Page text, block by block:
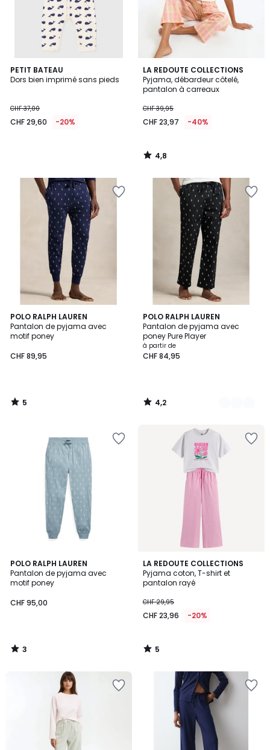
PETIT BATEAU
Dors bien imprimé sans pieds
CHF 37,00
CHF 29,60 -20%
LA REDOUTE COLLECTIONS
Pyjama, débardeur côtelé,
pantalon à carreaux
CHF 39,95
CHF 23,97 -40%
4,8
/ 5
4,8
/
POLO RALPH LAUREN
Pantalon de pyjama avec
motif poney
CHF 89,95
5
/
5
5
/
POLO RALPH LAUREN
Pantalon de pyjama avec
poney Pure Player
à partir de
CHF 84,95
4,2
/ 5
3
Couleurs
4,2
/
POLO RALPH LAUREN
Pantalon de pyjama avec
motif poney
CHF 95,00
3
/
5
3
/
LA REDOUTE COLLECTIONS
Pyjama coton, T-shirt et
pantalon rayé
CHF 29,95
CHF 23,96 -20%
5
/
5
5
/